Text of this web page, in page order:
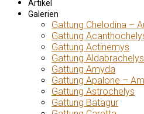
Artikel
Galerien
Gattung Chelodina –
Gattung
Gattung Actinemys
Gattung
Gattung Amyda
Gattung Apalone –
Gattung Astrochelys
Gattung Batagur